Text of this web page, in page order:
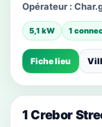
Opérateur :
5,1 kW 1
Fiche lieu
1 Crebor